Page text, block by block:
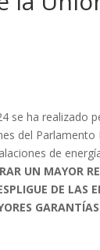
se ha realizado
del Parlamento
de
UN MAYOR
DE LAS
GARANTÍAS